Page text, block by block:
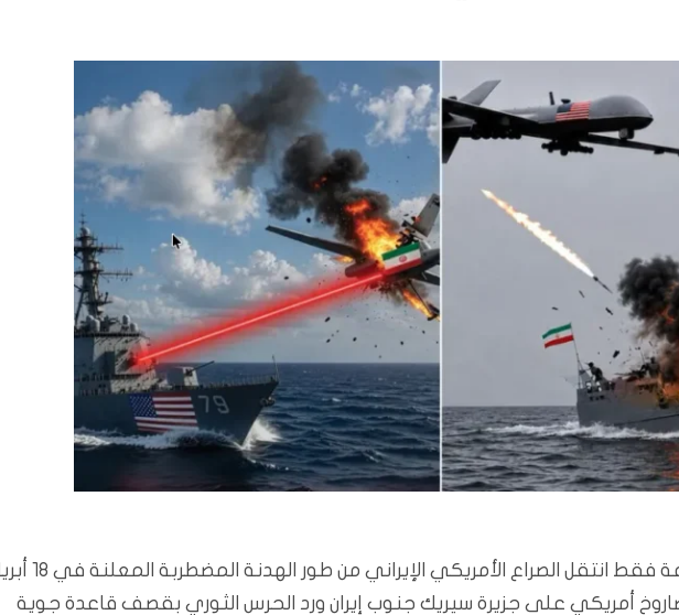
بغداد/المسلة: في غضون 48 ساعة فقط انتقل الصراع الأمريكي
أمريكي على جزيرة سيريك جنوب إيران ورد الحرس الثوري بقصف قاعدة جوية